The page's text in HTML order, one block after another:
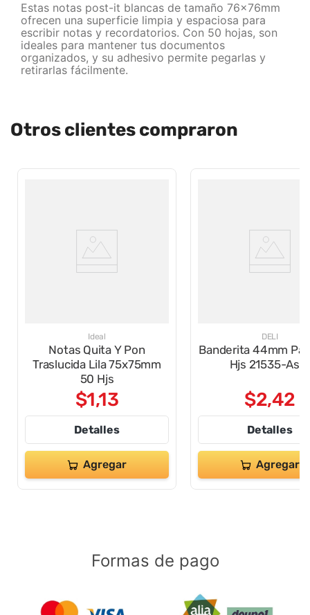
Estas notas post-it blancas de tamaño 76x76mm
ofrecen una superficie limpia y espaciosa para
escribir notas y recordatorios. Con 50 hojas, son
ideales para mantener tus documentos
organizados, y su adhesivo permite pegarlas y
retirarlas fácilmente.
Otros clientes compraron
Ideal
Notas Quita Y Pon
Traslucida Lila 75x75mm
50 Hjs
$1,13
Detalles
Agregar
DELI
Banderita 44mm
Hjs 21535-Asst
$2,42
Detalles
Agregar
Formas de pago